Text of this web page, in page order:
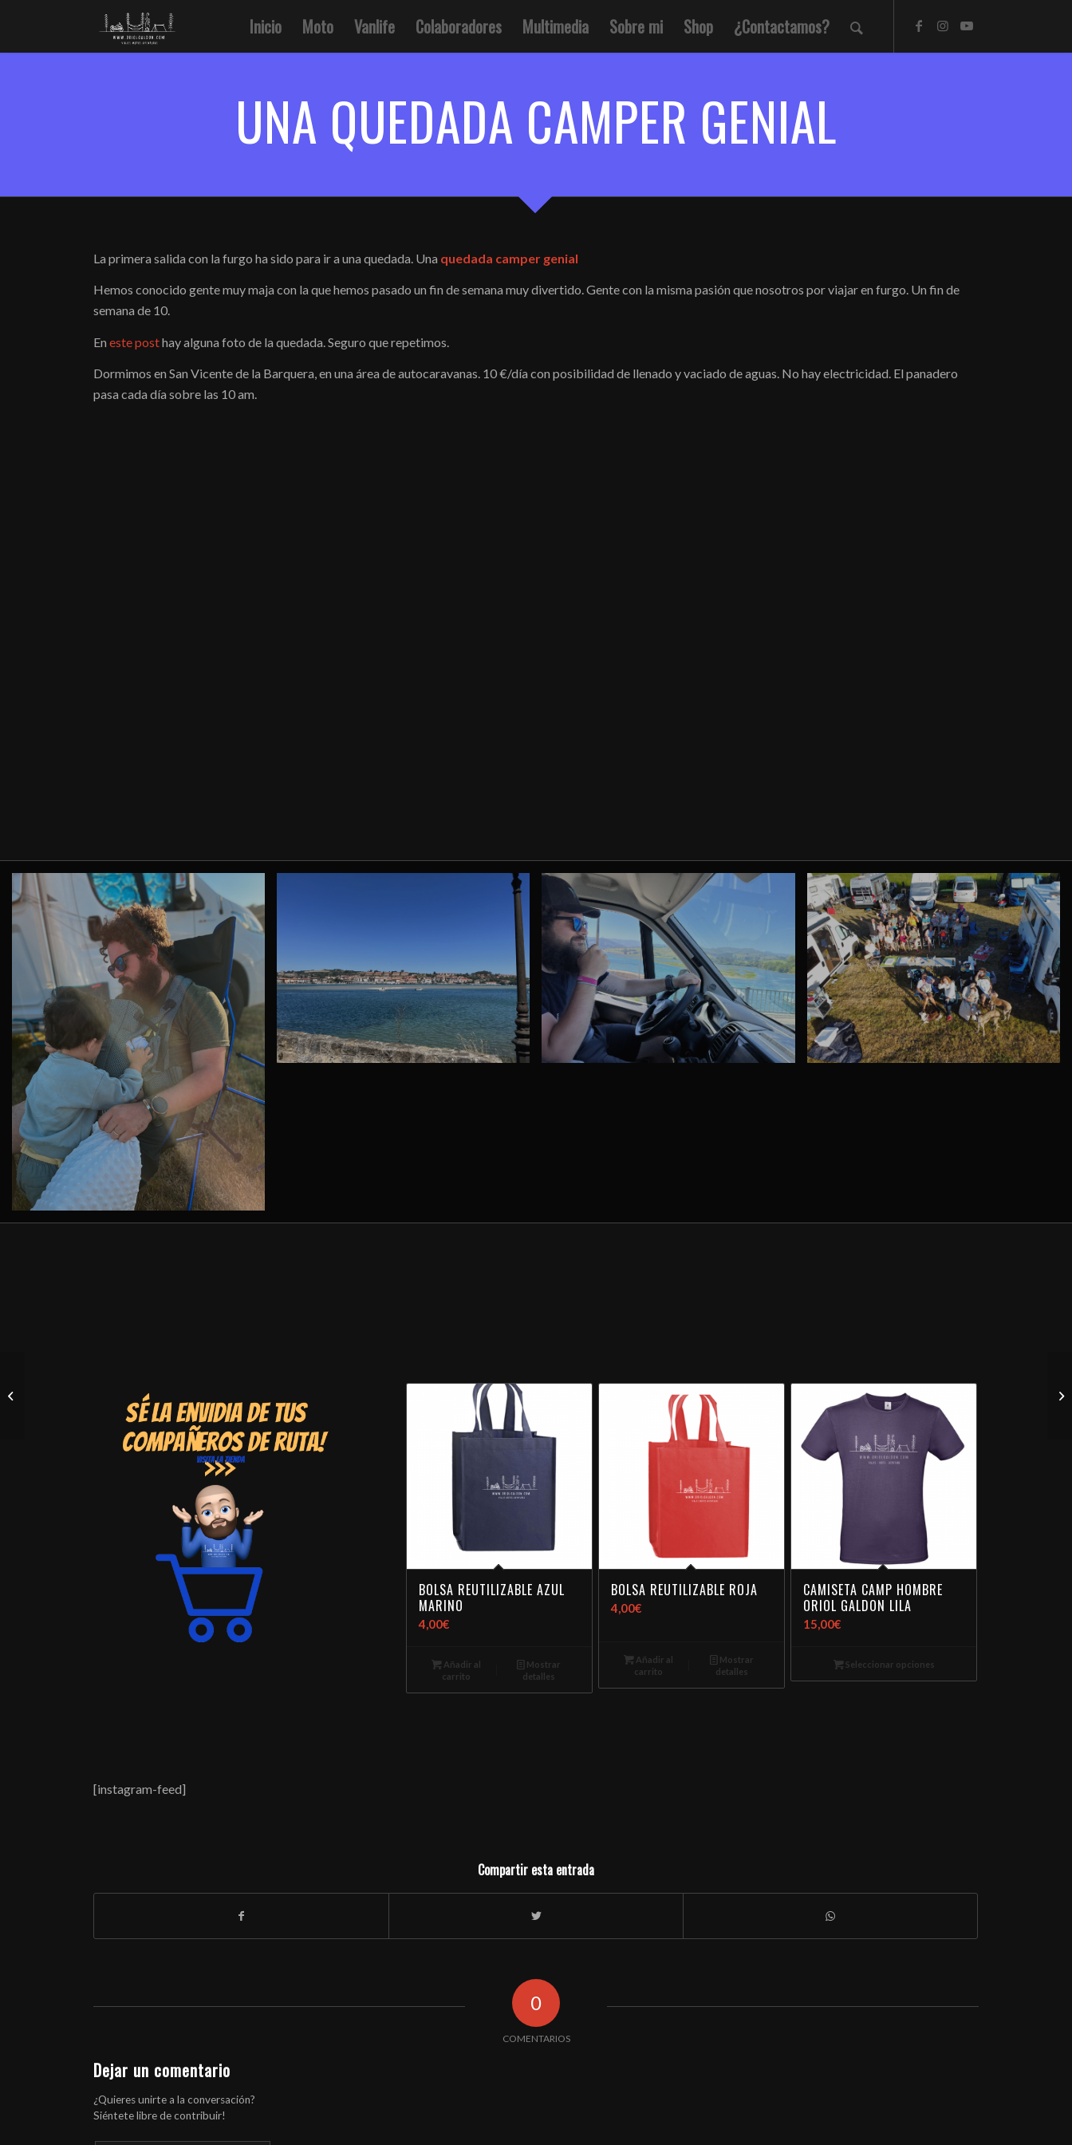
Inicio Moto Vanlife Colaboradores Multimedia Sobre mi Shop ¿Contactamos?
UNA QUEDADA CAMPER GENIAL
La primera salida con la furgo ha sido para ir a una quedada. Una quedada camper genial
Hemos conocido gente muy maja con la que hemos pasado un fin de semana muy divertido. Gente con la misma pasión que nosotros por viajar en furgo. Un fin de
semana de 10.
Eneste posthay alguna foto de la quedada. Seguro que repetimos.
Dormimos en San Vicente de la Barquera, en una área de autocaravanas. 10 €/día con posibilidad de llenado y vaciado de aguas. No hay electricidad. El panadero
pasa cada día sobre las 10 am.
BOLSA REUTILIZABLE AZUL
MARINO
4,00€
Añadir al
carrito
Mostrar
detalles
BOLSA REUTILIZABLE ROJA
4,00€
Añadir al
carrito
Mostrar
detalles
CAMISETA CAMP HOMBRE
ORIOL GALDON LILA
15,00€
Seleccionar opciones
[instagram-feed]
Compartir esta entrada
0
COMENTARIOS
Dejar un comentario
¿Quieres unirte a la conversación?
Siéntete libre de contribuir!